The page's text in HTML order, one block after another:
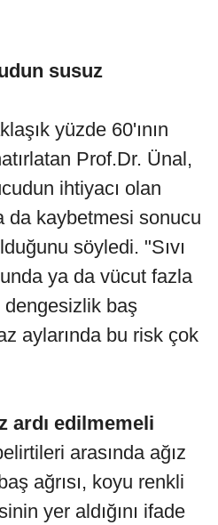
susuz
yüzde 60'ının
Prof.Dr. Ünal,
ihtiyacı olan
da kaybetmesi sonucu
söyledi. "Sıvı
ya da vücut fazla
baş
aylarında bu risk çok
ardı edilmemeli
arasında ağız
ağrısı, koyu renkli
yer aldığını ifade